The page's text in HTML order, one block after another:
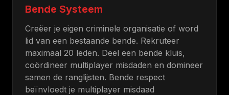
Bende Systeem
Creëer je eigen criminele organisatie of word
lid van een bestaande bende. Rekruteer
maximaal 20 leden. Deel een bende kluis,
coördineer multiplayer misdaden en domineer
samen de ranglijsten. Bende respect
beïnvloedt je multiplayer misdaad